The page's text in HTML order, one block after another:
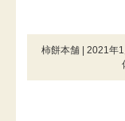
柿餅本舗 | 2021年